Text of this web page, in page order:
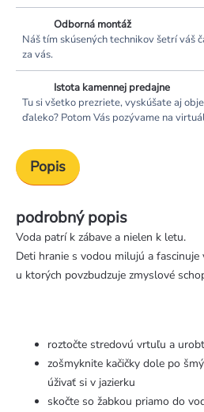
Odborná montáž
Náš tím skúsených technikov šetrí váš
za vás.
Istota kamennej predajne
Tu si všetko prezriete, vyskúšate aj
ďaleko? Potom Vás pozývame na
Popis
podrobný popis
Voda patrí k zábave a nielen k letu.
Deti hranie s vodou milujú a fascinuje
u ktorých povzbudzuje zmyslové
roztočte stredovú vrtuľu a
zošmyknite kačičky dole po
úživať si v jazierku
skočte so žabkou priamo do